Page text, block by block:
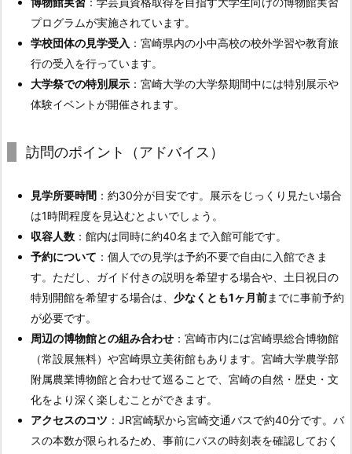
プログラムが実施されています。
学校団体の見学受入 ：宮崎県内の小中高校の校外学習や教育旅
行の受入を行っています。
大学祭での特別展示 ：宮崎大学の大学祭期間中には特別展示や
体験イベントが開催されます。
訪問のポイント（アドバイス）
見学所要時間 ：約30分が目安です。展示をじっくり見たい場合
は1時間程度を見込むとよいでしょう。
収容人数 ：館内は同時に約40名まで入館可能です。
予約について ：個人での見学は予約不要で自由に入館できま
す。ただし、ガイド付きの説明を希望する場合や、土日祝日の
特別開館を希望する場合は、 少なくとも1ヶ月前までに事前予約
が必要です。
周辺の博物館との組み合わせ ：宮崎市内には宮崎県総合博物館
（常設展無料）や宮崎県立美術館もあります。宮崎大学農学部
附属農業博物館と合わせて巡ることで、宮崎の自然・歴史・文
化をより深く楽しむことができます。
アクセスのコツ ：JR宮崎駅から宮崎交通バスで約40分です。バ
スの本数が限られるため、事前にバスの時刻表を確認しておく